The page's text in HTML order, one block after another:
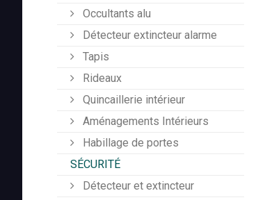
Occultants alu
Détecteur extincteur alarme
Tapis
Rideaux
Quincaillerie intérieur
Aménagements Intérieurs
Habillage de portes
SÉCURITÉ
Détecteur et extincteur